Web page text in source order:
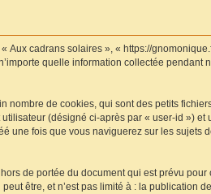
Aux cadrans solaires », « https://
quelle information collectée pendant
nombre de cookies, qui sont des petits
(désigné ci-après par « user-id ») et
une fois que vous naviguerez sur les sujets
de portée du document qui est prévu pour
être, et n’est pas limité à : la publication